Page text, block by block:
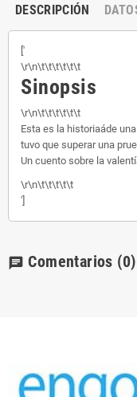
DESCRIPCIÓN
['
\r\n\t\t\t\t\t\t
Sinopsis
\r\n\t\t\t\t\t\t
Esta es la historiaáde
tuvo que superar una
Un cuento sobre la
\r\n\t\t\t\t\t
']
chat Comentarios (0)